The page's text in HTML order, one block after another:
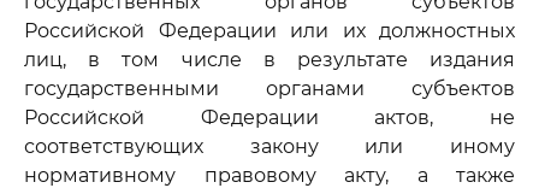
Российской Федерации или их должностных
лиц, в том числе в результате издания
государственными органами субъектов
Российской Федерации актов, не
соответствующих закону или иному
нормативному правовому акту, а также